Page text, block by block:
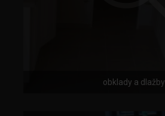
obklady a dlažby